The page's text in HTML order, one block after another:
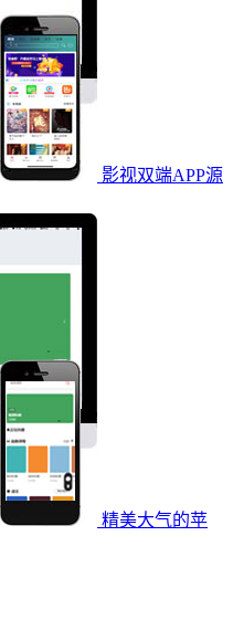
影视双端APP源
精美大气的苹